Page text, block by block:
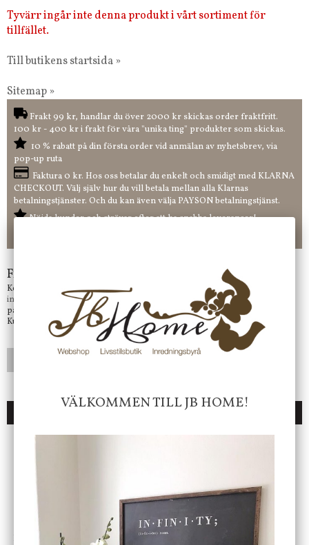
Tyvärr ingår inte denna produkt i vårt sortiment för
tillfället.
Till butikens startsida »
Sitemap »
Frakt 99 kr, handlar du över 2000 kr skickas order fraktfritt.
100 kr - 400 kr i frakt för våra "unika ting" produkter som skickas.
10 % rabatt på din första order vid anmälan av nyhetsbrev, via
pop-up ruta
Faktura 0 kr. Hos oss betalar du enkelt och smidigt med KLARNA
CHECKOUT. Välj själv hur du vill betala mellan alla Klarnas
betalningstjänster. Och du kan även välja PAYSON betalningstjänst.
Nöjda kunder och strävar efter att ha snabba leveranser!
Frågor?
Kontakta oss på
info@jbhome.seVi svarar
på mail så fort vi kan.
Kundtjänst telefontid öppet vardagar mellan 10.00 - 15.00
DU KANSKE OCKSÅ ÄR INTRESSERAD AV
VÄLKOMMEN TILL JB HOME!